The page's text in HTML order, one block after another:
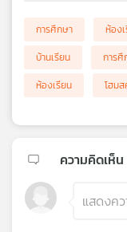
การศึกษา ห้อง
บ้านเรียน
การศึ
ห้องเรียน
โฮม
ความคิดเห็